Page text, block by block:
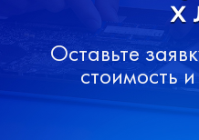
х
Оставьте
стоимость